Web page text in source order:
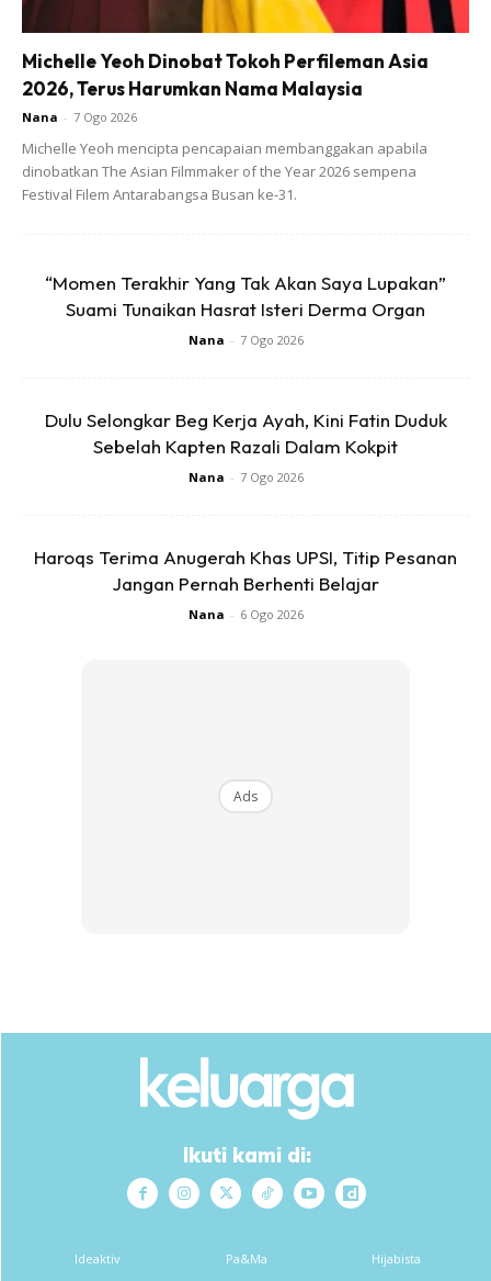
Meninjau diruangan komen, sudah semestinya hasil kerja
jiran setingkat ini dipuji ramai pihak malah memuji sikap
Ads
Michelle Yeoh Dinobat Tokoh Perfileman Asia
2026, Terus Harumkan Nama Malaysia
Nana - 7 Ogo 2026
Michelle Yeoh mencipta pencapaian membanggakan apabila
dinobatkan The Asian Filmmaker of the Year 2026 sempena
Festival Filem Antarabangsa Busan ke-31.
“Momen Terakhir Yang Tak Akan Saya Lupakan”
Suami Tunaikan Hasrat Isteri Derma Organ
Nana - 7 Ogo 2026
Dulu Selongkar Beg Kerja Ayah, Kini Fatin Duduk
Sebelah Kapten Razali Dalam Kokpit
Nana - 7 Ogo 2026
Haroqs Terima Anugerah Khas UPSI, Titip Pesanan
Jangan Pernah Berhenti Belajar
Nana - 6 Ogo 2026
Ads
Ikuti kami di:
Ideaktiv Pa&Ma Hijabista